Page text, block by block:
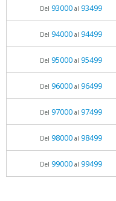
Del 93000al 93499
Del 94000al 94499
Del 95000al 95499
Del 96000al 96499
Del 97000al 97499
Del 98000al 98499
Del 99000al 99499